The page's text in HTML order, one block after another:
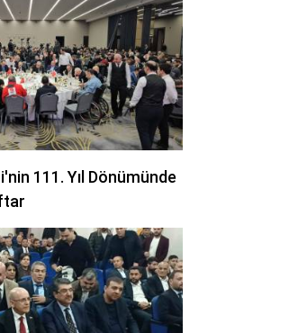
111. Yıl Dönümünde